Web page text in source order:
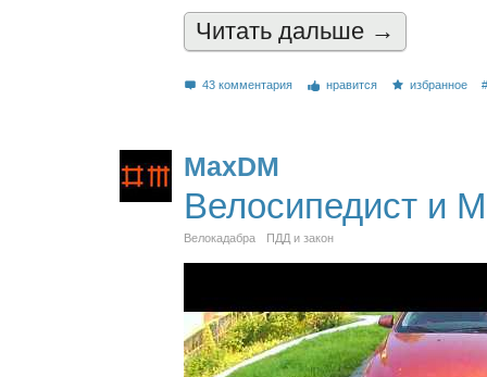
Читать дальшe →
43 комментария нравится избранное
MaxDM
Велосипедист и
Велокадабра ПДД и закон